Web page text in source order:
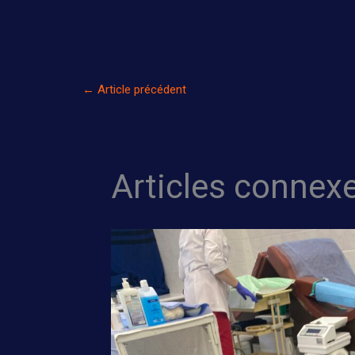
← Article précédent
Articles